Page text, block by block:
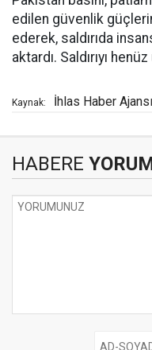
edilen güvenlik
ederek, saldırıda
aktardı. Saldırıyı
Kaynak: İhlas Haber Ajansı
HABERE